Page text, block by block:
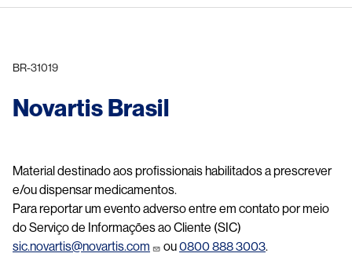
BR-31019
Novartis Brasil
Material destinado aos profissionais habilitados a prescrever
e/ou dispensar medicamentos.
Para reportar um evento adverso entre em contato por meio
do Serviço de Informações ao Cliente (SIC)
sic.novartis@novartis.com
ou0800 888 3003.